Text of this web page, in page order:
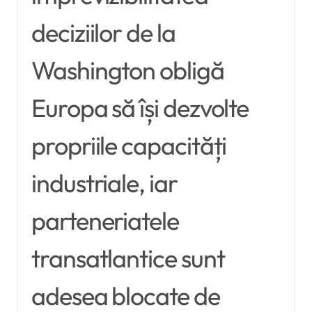
deciziilor de la
Washington obligă
Europa să își dezvolte
propriile capacități
industriale, iar
parteneriatele
transatlantice sunt
adesea blocate de